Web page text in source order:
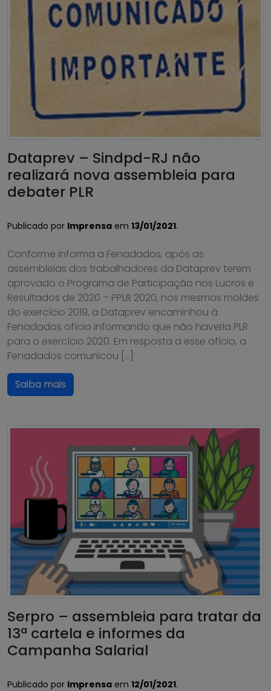
Dataprev – Sindpd-RJ não
realizará nova assembleia para
debater PLR
Publicado por Imprensa em 13/01/2021.
Conforme informa a Fenadados, após as
assembleias dos trabalhadores da Dataprev terem
aprovado o Programa de Participação nos Lucros e
Resultados de 2020 – PPLR 2020, nos mesmos moldes
do exercício 2019, a Dataprev encaminhou à
Fenadados ofício informando que não haveria PLR
para o exercício 2020. Em resposta a esse ofício, a
Fenadados comunicou […]
Saiba mais
Serpro – assembleia para tratar da
13ª cartela e informes da
Campanha Salarial
Publicado por Imprensa em 12/01/2021.